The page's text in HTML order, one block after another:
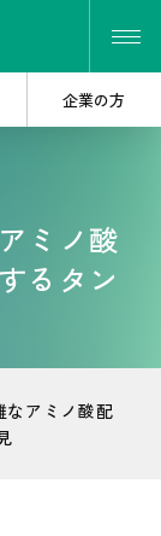
院で
たい
たい
企業の方
ミノ酸
るタン
なアミノ酸配